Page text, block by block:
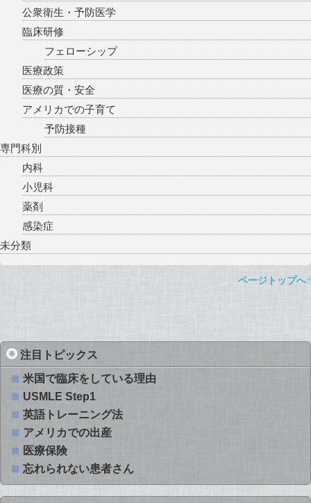
公衆衛生・予防医学
臨床研修
フェローシップ
医療政策
医療の質・安全
アメリカでの子育て
予防接種
専門科別
内科
小児科
薬剤
感染症
未分類
ページトップへ↑
注目トピックス
米国で臨床をしている理由
USMLE Step1
英語トレーニング法
アメリカでの出産
医療保険
忘れられない患者さん